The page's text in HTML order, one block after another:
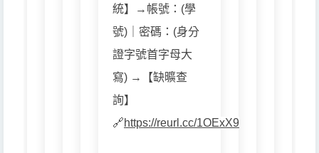
統】→帳號：(學
號)｜密碼：(身分
證字號首字母大
寫) →【缺曠查
詢】
🔗https://reurl.cc/1OExX9